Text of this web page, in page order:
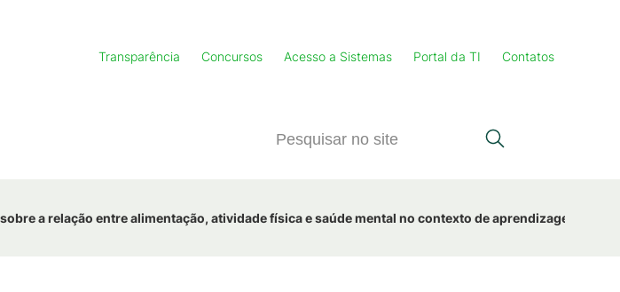
Transparência Concursos Acesso a Sistemas Portal da TI Contatos
a relação entre alimentação, atividade física e saúde mental no contexto de aprendizagem